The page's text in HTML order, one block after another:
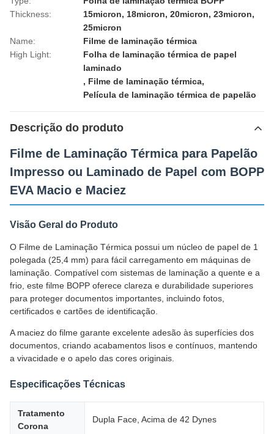
Thickness:
15micron, 18micron, 20micron, 23micron,
25micron
Name:
Filme de laminação térmica
High Light:
Folha de laminação térmica de papel
laminado
, Filme de laminação térmica,
Película de laminação térmica de papelão
Descrição do produto
Filme de Laminação Térmica para Papelão
Impresso ou Laminado de Papel com BOPP
EVA Macio e Maciez
Visão Geral do Produto
O Filme de Laminação Térmica possui um núcleo de papel de 1
polegada (25,4 mm) para fácil carregamento em máquinas de
laminação. Compatível com sistemas de laminação a quente e a
frio, este filme BOPP oferece clareza e durabilidade superiores
para proteger documentos importantes, incluindo fotos,
certificados e cartões de identificação.
A maciez do filme garante excelente adesão às superfícies dos
documentos, criando acabamentos lisos e contínuos, mantendo
a vivacidade e o apelo das cores originais.
Especificações Técnicas
Tratamento
Corona
Dupla Face, Acima de 42 Dynes